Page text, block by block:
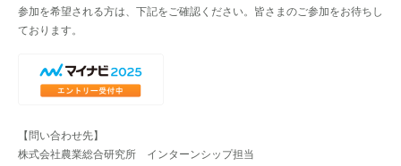
参加を希望される方は、下記をご確認ください。皆さまのご参加をお待ちし
ております。
【問い合わせ先】
株式会社農業総合研究所 インターンシップ担当